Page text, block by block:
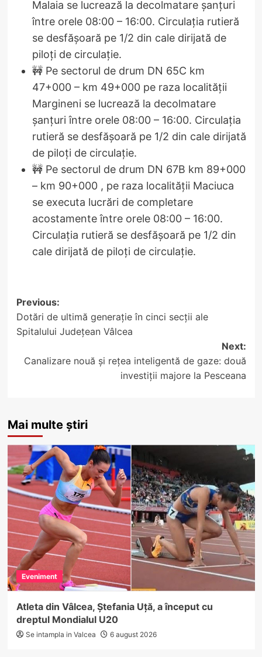
Malaia se lucrează la decolmatare șanțuri
între orele 08:00 – 16:00. Circulația rutieră
se desfășoară pe 1/2 din cale dirijată de
piloți de circulație.
🚧 Pe sectorul de drum DN 65C km
47+000 – km 49+000 pe raza localității
Margineni se lucrează la decolmatare
șanțuri între orele 08:00 – 16:00. Circulația
rutieră se desfășoară pe 1/2 din cale dirijată
de piloți de circulație.
🚧 Pe sectorul de drum DN 67B km 89+000
– km 90+000 , pe raza localității Maciuca
se executa lucrări de completare
acostamente între orele 08:00 – 16:00.
Circulația rutieră se desfășoară pe 1/2 din
cale dirijată de piloți de circulație.
Post
navigation
Previous:
Dotări de ultimă generație în cinci secții ale
Spitalului Județean Vâlcea
Next:
Canalizare nouă și rețea inteligentă de gaze: două
investiții majore la Pesceana
Mai multe știri
Eveniment
Atleta din Vâlcea, Ștefania Uță, a început cu
dreptul Mondialul U20
Se intampla in Valcea 6 august 2026